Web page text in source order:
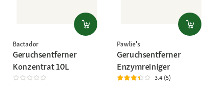
Bactador
Geruchsentferner
Konzentrat 10L
Pawlie's
Geruchsentferner
Enzymreiniger
3.4 (5)